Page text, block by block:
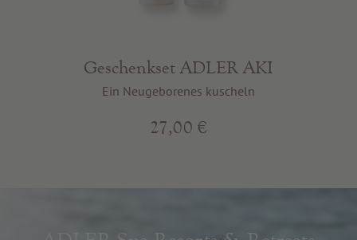
Geschenkset ADLER AKI
Ein Neugeborenes kuscheln
27,00 €